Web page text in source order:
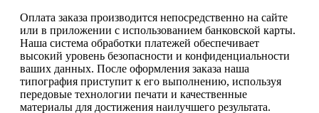
Оплата заказа производится непосредственно на сайте
или в приложении с использованием банковской карты.
Наша система обработки платежей обеспечивает
высокий уровень безопасности и конфиденциальности
ваших данных. После оформления заказа наша
типография приступит к его выполнению, используя
передовые технологии печати и качественные
материалы для достижения наилучшего результата.